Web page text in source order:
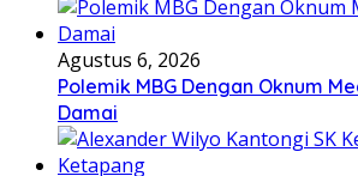
Agustus 6, 2026
Polemik MBG Dengan Oknum
Damai